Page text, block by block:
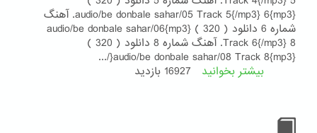
{mp3}audio/be donbale sahar/05 Track 5{/mp3} 6. آهنگ
شماره 6 دانلود ( 320 ) {mp3}audio/be donbale sahar/06
Track 6{/mp3} 8. آهنگ شماره 8 دانلود ( 320 )
{mp3}audio/be donbale sahar/08 Track 8{/...
بیشتر بخوانید درباره
16927 بازدید